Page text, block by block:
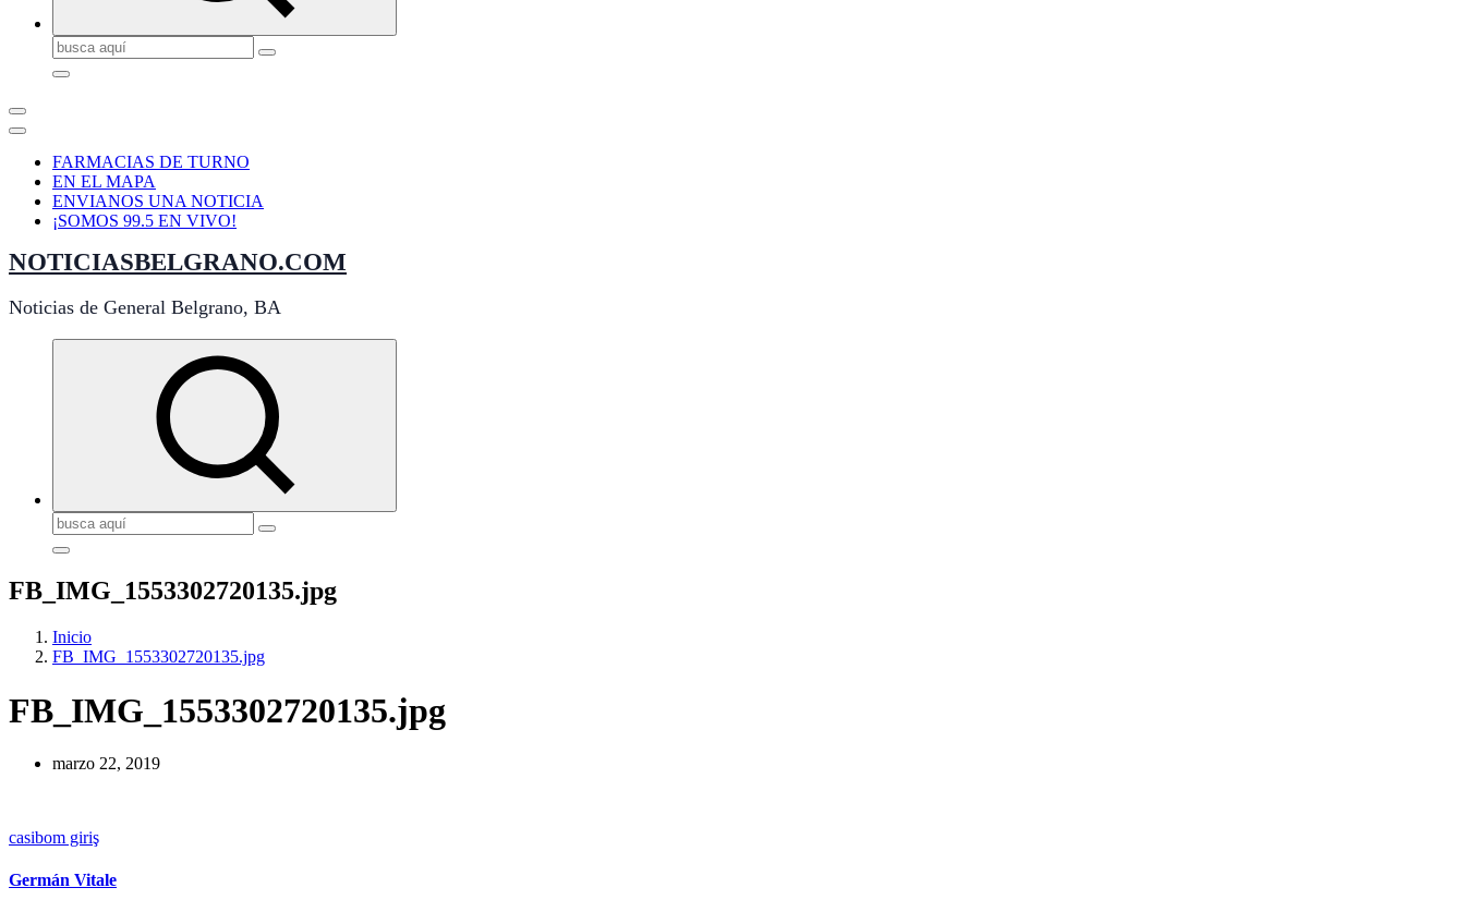
Buscar:
FARMACIAS DE TURNO
EN EL MAPA
ENVIANOS UNA NOTICIA
¡SOMOS 99.5 EN VIVO!
NOTICIASBELGRANO.COM
Noticias de General Belgrano, BA
Buscar:
FB_IMG_1553302720135.jpg
Inicio
FB_IMG_1553302720135.jpg
FB_IMG_1553302720135.jpg
marzo 22, 2019
casibom giriş
Germán Vitale